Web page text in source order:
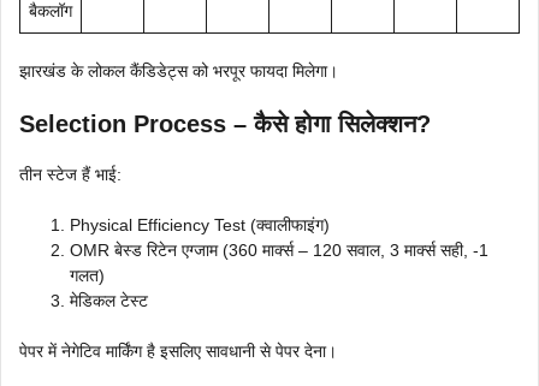
बैकलॉग
झारखंड के लोकल कैंडिडेट्स को भरपूर फायदा मिलेगा।
Selection Process – कैसे होगा सिलेक्शन?
तीन स्टेज हैं भाई:
Physical Efficiency Test (क्वालीफाइंग)
OMR बेस्ड रिटेन एग्जाम (360 मार्क्स – 120 सवाल, 3 मार्क्स सही, -1
गलत)
मेडिकल टेस्ट
पेपर में नेगेटिव मार्किंग है इसलिए सावधानी से पेपर देना।